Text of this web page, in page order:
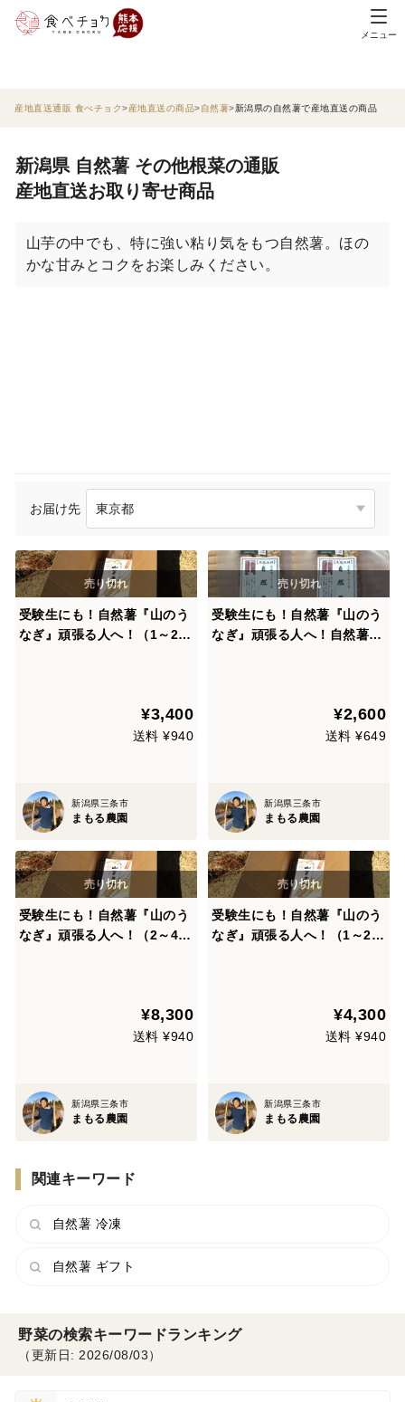
メニュー
産地直送通販 食べチョク 産地直送の商品 自然薯 新潟県の自然薯で産地直送の商品
新潟県 自然薯 その他根菜の通販
産地直送お取り寄せ商品
山芋の中でも、特に強い粘り気をもつ自然薯。ほの
かな甘みとコクをお楽しみください。
お届け先
受験生にも！自然薯『山のう
なぎ』頑張る人へ！（1～2
¥3,400
送料 ¥940
新潟県三条市
まもる農園
受験生にも！自然薯『山のう
なぎ』頑張る人へ！自然薯カ
¥2,600
送料 ¥649
新潟県三条市
まもる農園
受験生にも！自然薯『山のう
なぎ』頑張る人へ！（2～4
¥8,300
送料 ¥940
新潟県三条市
まもる農園
受験生にも！自然薯『山のう
なぎ』頑張る人へ！（1～2
¥4,300
送料 ¥940
新潟県三条市
まもる農園
関連キーワード
自然薯 冷凍
自然薯 ギフト
野菜の検索キーワードランキング
（更新日: 2026/08/03）